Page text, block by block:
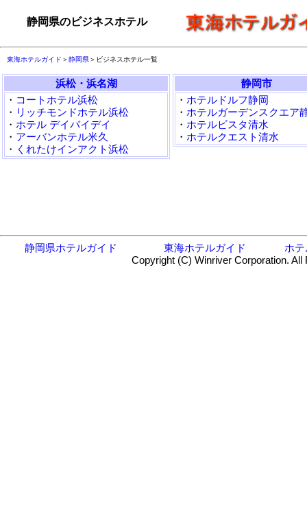
静岡県のビジネスホテル
東海ホテルガイド ＞静岡県＞ビジネスホテル一覧
浜松・浜名湖
・ コートホテル浜松
・ リッチモンドホテル浜松
・ ホテル デイバイデイ
・ アーバンホテル米久
・ くれたけインアクト浜松
静岡市
・ ホテルドルフ静岡
・ ホテルガーデンスクエア
・ ホテルビスタ清水
・ ホテルクエスト清水
静岡県ホテルガイド 東海ホテルガイド
ホ
Copyright (C) Winriver Corporation. All